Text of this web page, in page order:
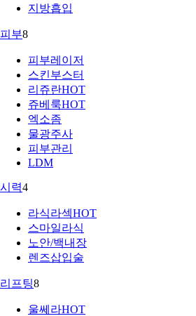
지방흡입
피부8
피부레이저
스킨부스터
리쥬란HOT
쥬베룩HOT
엑소좀
물광주사
피부관리
LDM
시력4
라식라섹HOT
스마일라식
노안/백내장
렌즈삽입술
리프팅8
울쎄라HOT